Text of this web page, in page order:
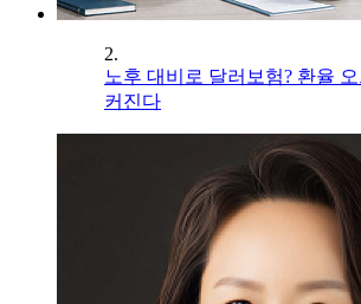
2.
노후 대비로 달러보험? 환율
커진다